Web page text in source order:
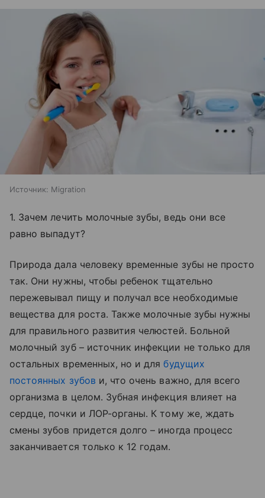
Источник: Migration
1. Зачем лечить молочные зубы, ведь они все
равно выпадут?
Природа дала человеку временные зубы не просто
так. Они нужны, чтобы ребенок тщательно
пережевывал пищу и получал все необходимые
вещества для роста. Также молочные зубы нужны
для правильного развития челюстей. Больной
молочный зуб – источник инфекции не только для
остальных временных, но и длябудущих
постоянных зубов и, что очень важно, для всего
организма в целом. Зубная инфекция влияет на
сердце, почки и ЛОР-органы. К тому же, ждать
смены зубов придется долго – иногда процесс
заканчивается только к 12 годам.